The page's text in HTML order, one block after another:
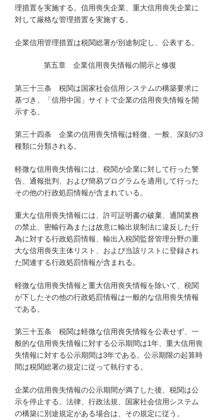
理措置を実施する。信用喪失企業、重大信用喪失企業に
対して厳格な管理措置を実施する。
企業信用管理措置は税関総署が別途制定し、公表する。
第五章 企業信用喪失情報の開示と修復
第三十三条 税関は国家社会信用システムの構築要求に
基づき、「信用中国」サイトで企業の信用喪失情報を開
示する。
第三十四条 企業の信用喪失情報は軽微、一般、深刻の3
種類に分類される。
軽微な信用喪失情報には、税関が企業に対して行った警
告、通報批判、および簡易プログラムを適用して行った
その他の行政処罰情報が含まれている。
重大な信用喪失情報には、許可証明書の破棄、通関業務
の禁止、密輸行為または故意に輸出規制法に違反した行
為に対する行政処罰情報、輸出入税関監督管理分野の重
大な信用喪失主体リスト、および当該リストに登録され
た関連する行政処罰情報が含まれる。
軽微な信用喪失情報と重大信用喪失情報を除いて、税関
が下したその他の行政処罰情報は一般的な信用喪失情報
である。
第三十五条 税関は軽微な信用喪失情報を公表せず、一
般的な信用喪失情報に対する公示期間は1年、重大信用喪
失情報に対する公示期間は3年である。公示期限の起算時
間は税関総署の規定に従って執行する。
企業の信用喪失情報の公示期間が満了した後、税関は公
示を停止する。法律、行政法規、国家社会信用システム
の構築に別途規定がある場合は、その規定に従う。